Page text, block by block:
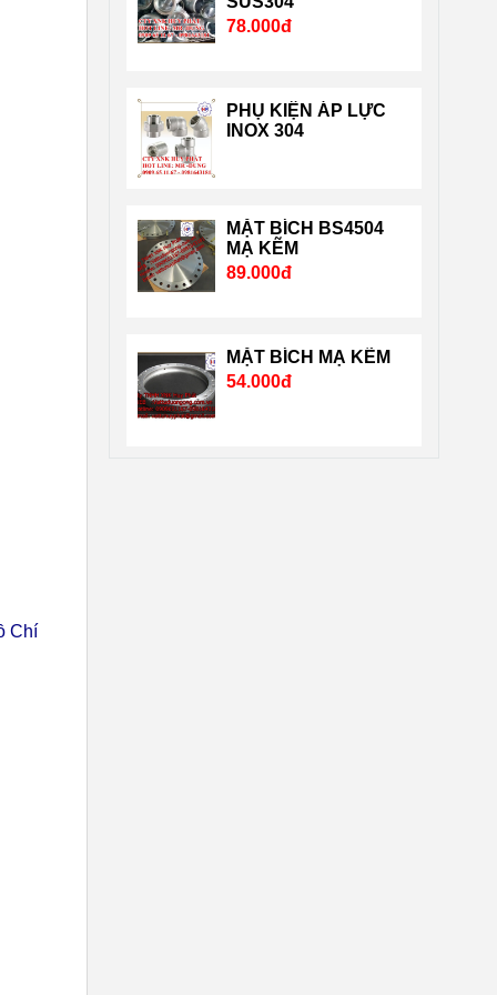
Chí
nghiêm ngặt của chuẩn
0909651167 Email:
Vattuhuyphat@gmail.com.
78.000đ
PHỤ KIỆN ÁP LỰC
INOX 304
MẶT BÍCH BS4504
MẠ KẼM
89.000đ
MẶT BÍCH MẠ KẼM
54.000đ